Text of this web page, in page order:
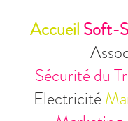
Accueil Soft-
Sécurité du
Electricité